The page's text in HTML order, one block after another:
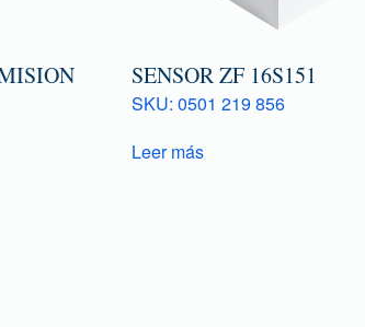
SENSOR ZF 16S151
SKU: 0501 219 856
Leer más